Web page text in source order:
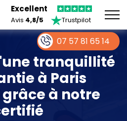
Excellent
Avis 4,8/5 Trustpilot
tranquillité
à Paris
grâce à notre
07 57 81 65 14